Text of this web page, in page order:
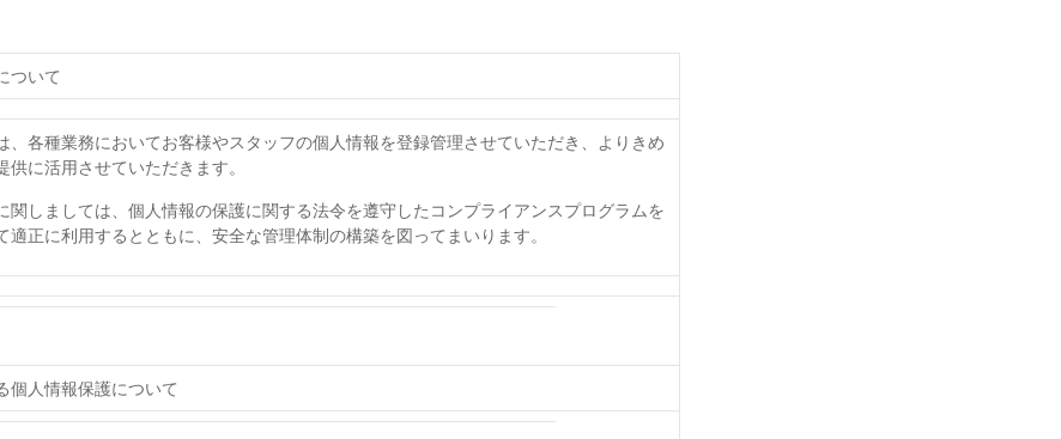
ついて
、各種業務においてお客様やスタッフの個人情報を登録管理させていただき、よりきめ
に活用させていただきます。
関しましては、個人情報の保護に関する法令を遵守したコンプライアンスプログラムを
適正に利用するとともに、安全な管理体制の構築を図ってまいります。
個人情報保護について